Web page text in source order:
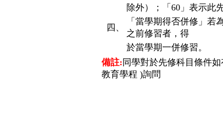
除外）；「60」表示此
四、
「當學期得否併修」若
之前修習者，得
於當學期一併修習。
備註: 同學對於先修科目條件
教育學程 )詢問